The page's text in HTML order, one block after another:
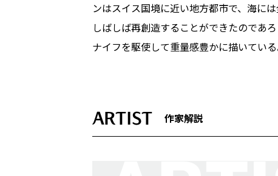
ンはスイス国境に近い地方都市で、海に
しばしば再創造することができたのであ
ナイフを駆使して重量感豊かに描いてい
ARTIST 作家解説